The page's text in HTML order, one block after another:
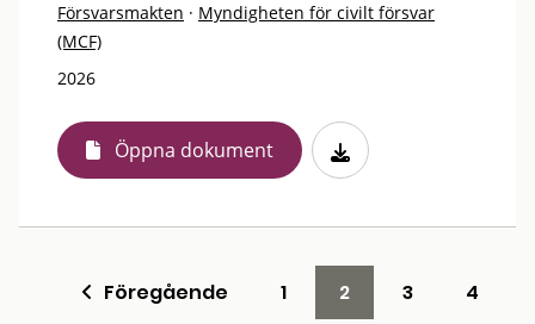
Försvarsmakten · Myndigheten för civilt försvar
(MCF)
2026
Öppna dokument
Föregående 1 2 3
4